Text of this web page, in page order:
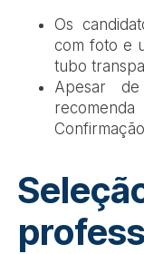
Os
com foto e
tubo
Apesar